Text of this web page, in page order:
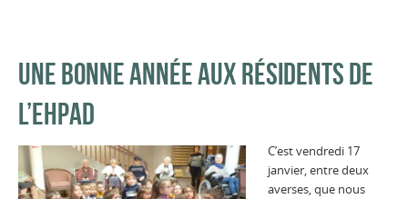
UNE BONNE ANNÉE AUX RÉSIDENTS DE
L’EHPAD
C’est vendredi 17
janvier, entre deux
averses, que nous